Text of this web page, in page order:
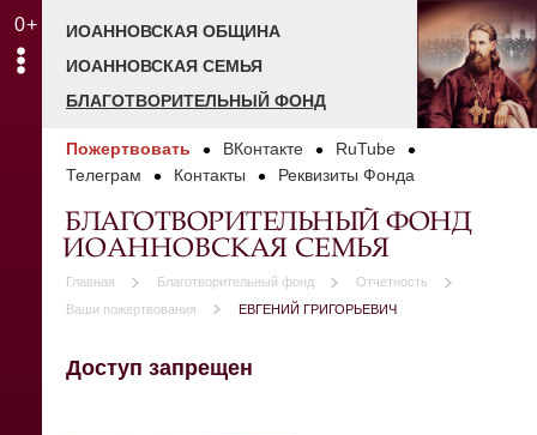
0+
ИОАННОВСКАЯ ОБЩИНА
ИОАННОВСКАЯ СЕМЬЯ
БЛАГОТВОРИТЕЛЬНЫЙ ФОНД
Пожертвовать ВКонтакте
RuTube
Телеграм
Контакты Реквизиты Фонда
БЛАГОТВОРИТЕЛЬНЫЙ ФОНД
ИОАННОВСКАЯ СЕМЬЯ
Главная Благотворительный фонд
Отчетность
Ваши пожертвования
ЕВГЕНИЙ ГРИГОРЬЕВИЧ
Доступ запрещен